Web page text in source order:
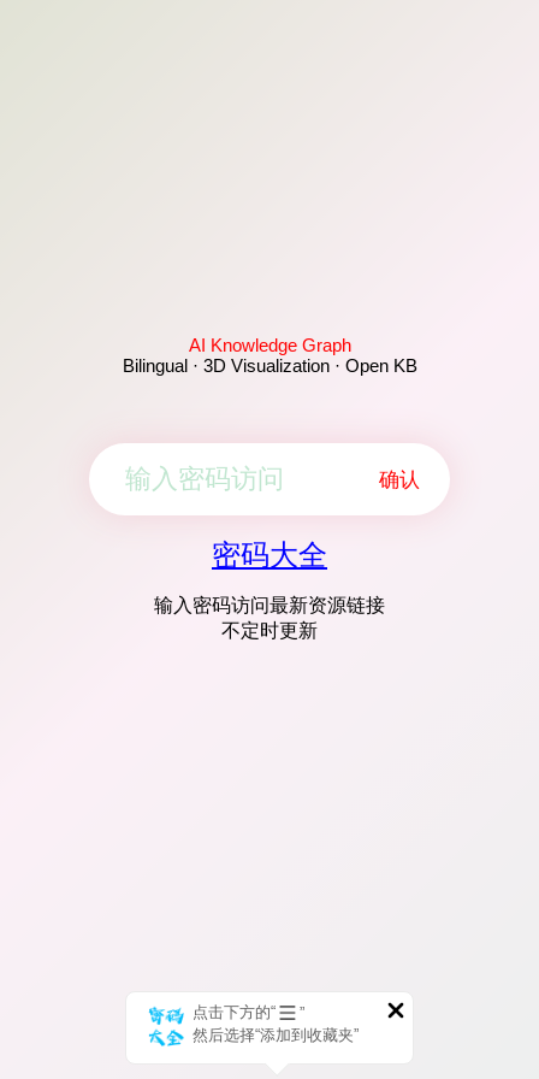
AI Knowledge Graph
Bilingual · 3D Visualization · Open KB
确认
密码大全
输入密码访问最新资源链接
不定时更新
点击下方的“
”
然后选择“添加到收藏夹”